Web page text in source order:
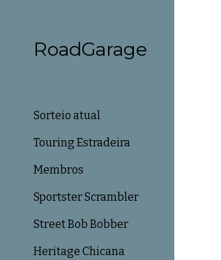
RoadGarage
Sorteio atual
Touring Estradeira
Membros
Sportster Scrambler
Street Bob Bobber
Heritage Chicana